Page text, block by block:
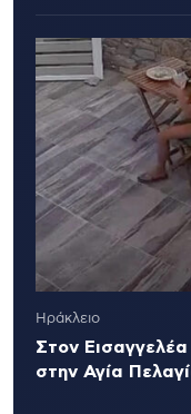
Ηράκλειο
Στον
στην Αγία